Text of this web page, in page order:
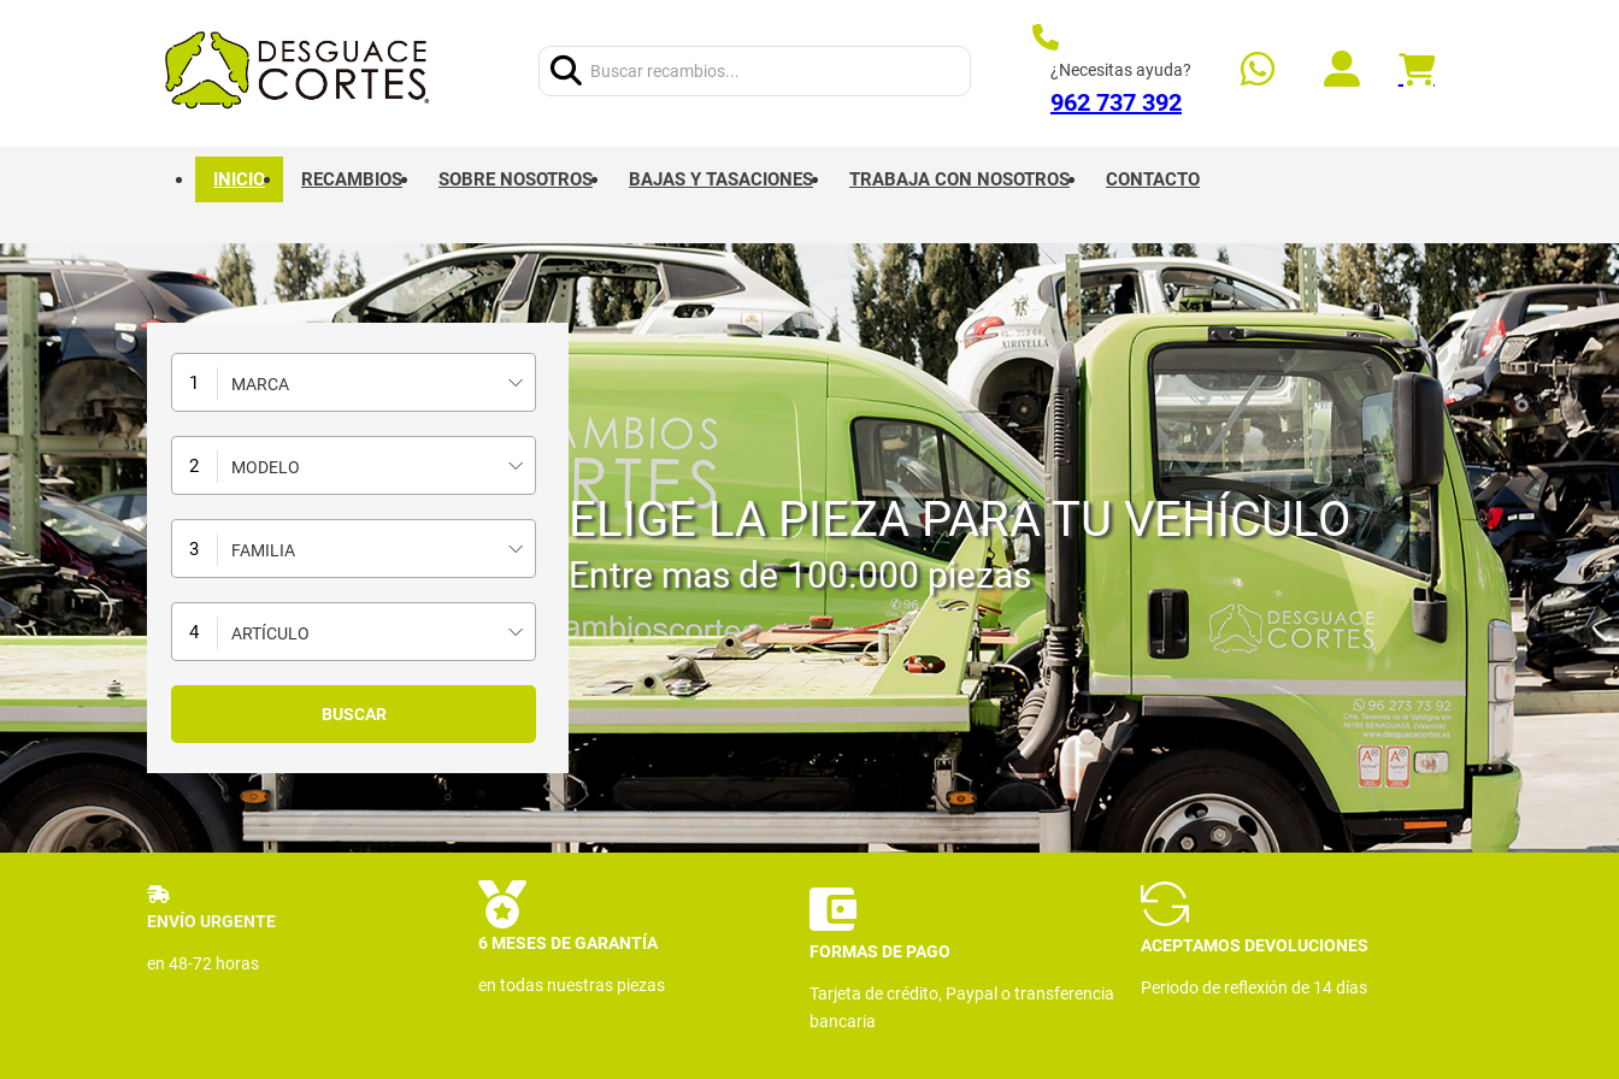
¿Necesitas ayuda?
962 737 392
INICIO RECAMBIOS SOBRE NOSOTROS BAJAS Y TASACIONES TRABAJA CON NOSOTROS CONTACTO
MARCA
MODELO
FAMILIA
ARTÍCULO
ELIGE LA PIEZA PARA TU VEHÍCULO
Entre mas de 100.000 piezas
ENVÍO URGENTE
en 48-72 horas
6 MESES DE GARANTÍA
en todas nuestras piezas
FORMAS DE PAGO
Tarjeta de crédito, Paypal o transferencia
bancaria
ACEPTAMOS DEVOLUCIONES
Periodo de reflexión de 14 días